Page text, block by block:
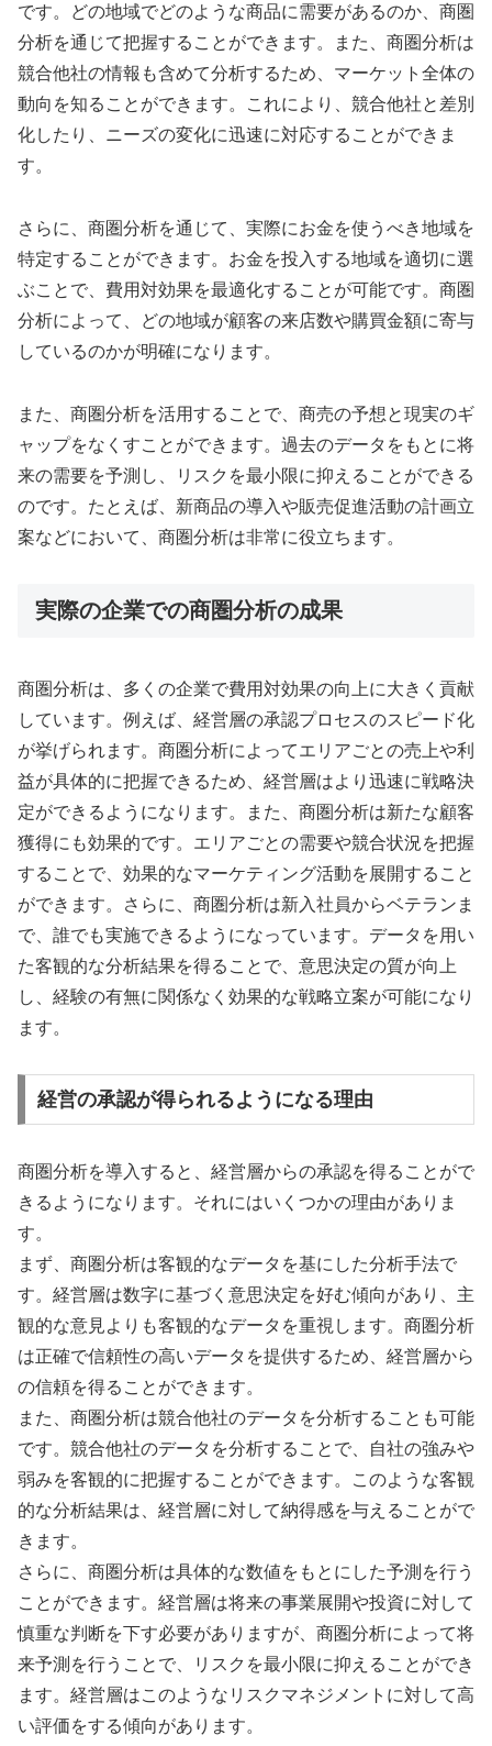
です。どの地域でどのような商品に需要があるのか、商圏
分析を通じて把握することができます。また、商圏分析は
競合他社の情報も含めて分析するため、マーケット全体の
動向を知ることができます。これにより、競合他社と差別
化したり、ニーズの変化に迅速に対応することができま
す。
さらに、商圏分析を通じて、実際にお金を使うべき地域を
特定することができます。お金を投入する地域を適切に選
ぶことで、費用対効果を最適化することが可能です。商圏
分析によって、どの地域が顧客の来店数や購買金額に寄与
しているのかが明確になります。
また、商圏分析を活用することで、商売の予想と現実のギ
ャップをなくすことができます。過去のデータをもとに将
来の需要を予測し、リスクを最小限に抑えることができる
のです。たとえば、新商品の導入や販売促進活動の計画立
案などにおいて、商圏分析は非常に役立ちます。
実際の企業での商圏分析の成果
商圏分析は、多くの企業で費用対効果の向上に大きく貢献
しています。例えば、経営層の承認プロセスのスピード化
が挙げられます。商圏分析によってエリアごとの売上や利
益が具体的に把握できるため、経営層はより迅速に戦略決
定ができるようになります。また、商圏分析は新たな顧客
獲得にも効果的です。エリアごとの需要や競合状況を把握
することで、効果的なマーケティング活動を展開すること
ができます。さらに、商圏分析は新入社員からベテランま
で、誰でも実施できるようになっています。データを用い
た客観的な分析結果を得ることで、意思決定の質が向上
し、経験の有無に関係なく効果的な戦略立案が可能になり
ます。
経営の承認が得られるようになる理由
商圏分析を導入すると、経営層からの承認を得ることがで
きるようになります。それにはいくつかの理由がありま
す。
まず、商圏分析は客観的なデータを基にした分析手法で
す。経営層は数字に基づく意思決定を好む傾向があり、主
観的な意見よりも客観的なデータを重視します。商圏分析
は正確で信頼性の高いデータを提供するため、経営層から
の信頼を得ることができます。
また、商圏分析は競合他社のデータを分析することも可能
です。競合他社のデータを分析することで、自社の強みや
弱みを客観的に把握することができます。このような客観
的な分析結果は、経営層に対して納得感を与えることがで
きます。
さらに、商圏分析は具体的な数値をもとにした予測を行う
ことができます。経営層は将来の事業展開や投資に対して
慎重な判断を下す必要がありますが、商圏分析によって将
来予測を行うことで、リスクを最小限に抑えることができ
ます。経営層はこのようなリスクマネジメントに対して高
い評価をする傾向があります。